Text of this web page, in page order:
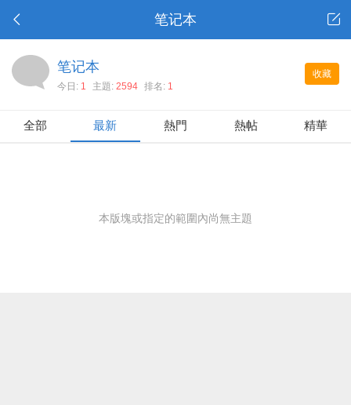
笔记本
收藏
笔记本
今日: 1 主題: 2594 排名: 1
全部 最新 熱門 熱帖 精華
本版塊或指定的範圍內尚無主題